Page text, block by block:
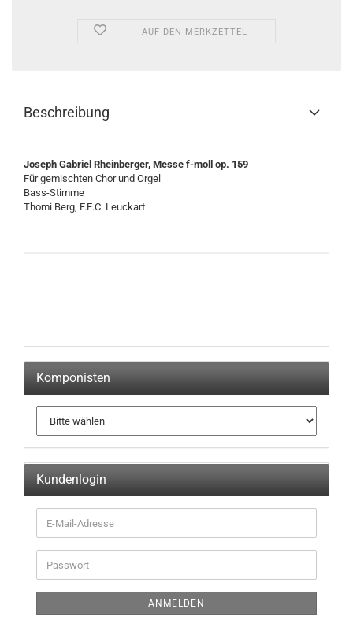
AUF DEN MERKZETTEL
Beschreibung
Joseph Gabriel Rheinberger, Messe f-moll op. 159
Für gemischten Chor und Orgel
Bass-Stimme
Thomi Berg, F.E.C. Leuckart
Komponisten
Kundenlogin
ANMELDEN